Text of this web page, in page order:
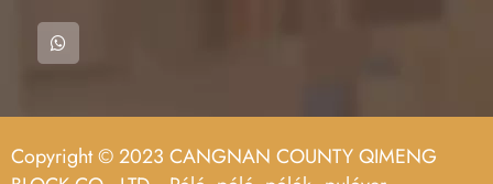
Copyright © 2023 CANGNAN COUNTY QIMENG